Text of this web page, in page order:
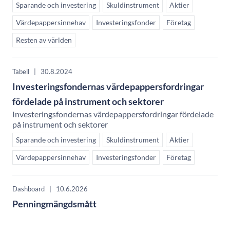
Sparande och investering Skuldinstrument
Aktier
Värdepappersinnehav
Investeringsfonder
Företag
Resten av världen
Tabell 30.8.2024
Investeringsfondernas värdepappersfordringar
fördelade på instrument och sektorer
Investeringsfondernas värdepappersfordringar fördelade
på instrument och sektorer
Sparande och investering Skuldinstrument
Aktier
Värdepappersinnehav
Investeringsfonder Företag
Dashboard 10.6.2026
Penningmängdsmått